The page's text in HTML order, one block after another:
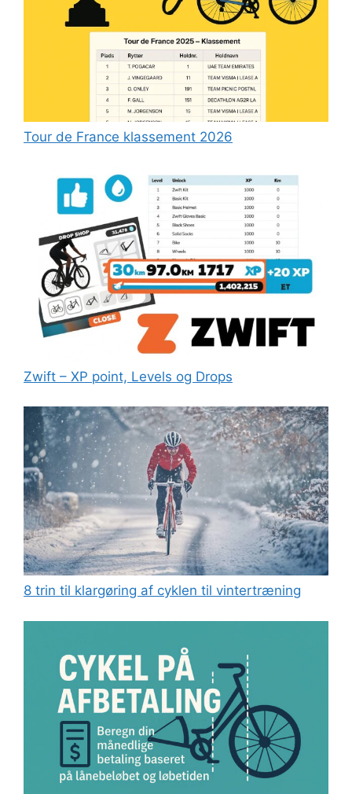
Tour de France klassement 2026
Zwift – XP point, Levels og Drops
8 trin til klargøring af cyklen til vintertræning